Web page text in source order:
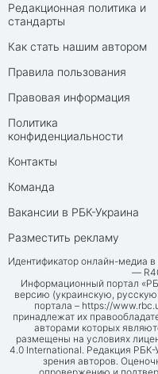
Редакционная политика и
стандарты
Как стать нашим автором
Правила пользования
Правовая информация
Политика
конфиденциальности
Контакты
Команда
Вакансии в РБК-Украина
Разместить рекламу
Идентификатор онлайн-медиа
—
Информационный портал
версию (украинскую, русскую
портала – https://
принадлежат их
авторами которых
размещены на условиях
4.0 International. Редакция РБК-
зрения авторов.